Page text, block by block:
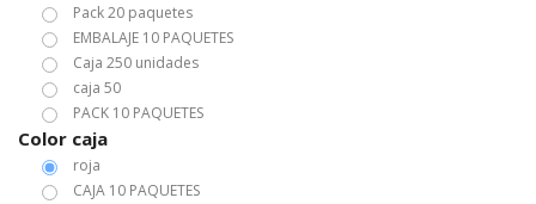
Pack 20 paquetes
EMBALAJE 10 PAQUETES
Caja 250 unidades
caja 50
PACK 10 PAQUETES
Color caja
roja
CAJA 10 PAQUETES